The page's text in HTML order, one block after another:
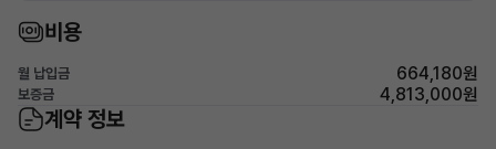
비용
월 납입금 664,180원
보증금 4,813,000원
계약 정보